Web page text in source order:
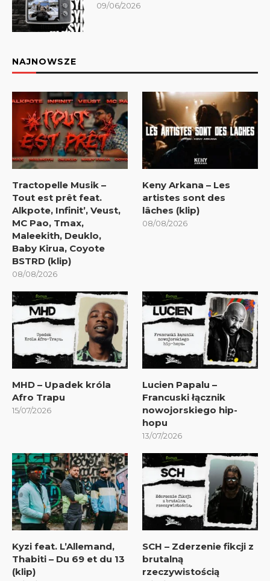
09/06/2026
NAJNOWSZE
Tractopelle Musik –
Tout est prêt feat.
Alkpote, Infinit’, Veust,
MC Pao, Tmax,
Maleekith, Deuklo,
Baby Kirua, Coyote
BSTRD (klip)
08/08/2026
Keny Arkana – Les
artistes sont des
lâches (klip)
08/08/2026
MHD – Upadek króla
Afro Trapu
15/07/2026
Lucien Papalu –
Francuski łącznik
nowojorskiego hip-
hopu
13/07/2026
Kyzi feat. L’Allemand,
Thabiti – Du 69 et du 13
(klip)
SCH – Zderzenie fikcji z
brutalną
rzeczywistością